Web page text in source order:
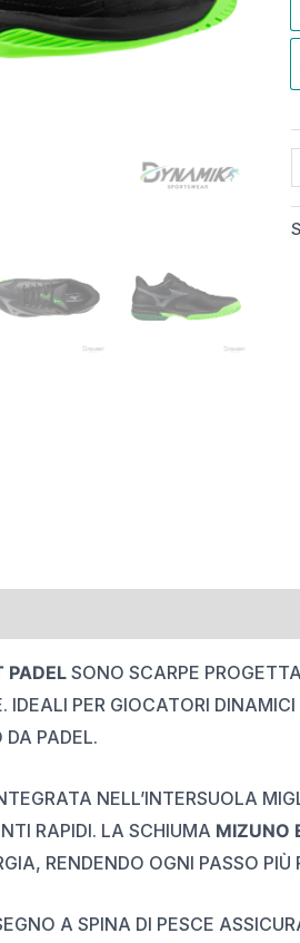
PADELSONO SCARPE
IDEALI PER GIOCATORI
PADEL.
NELL’INTERSUOLA
RAPIDI. LA SCHIUMA MIZUNO
RENDENDO OGNI PASSO PIÙ
A SPINA DI PESCE